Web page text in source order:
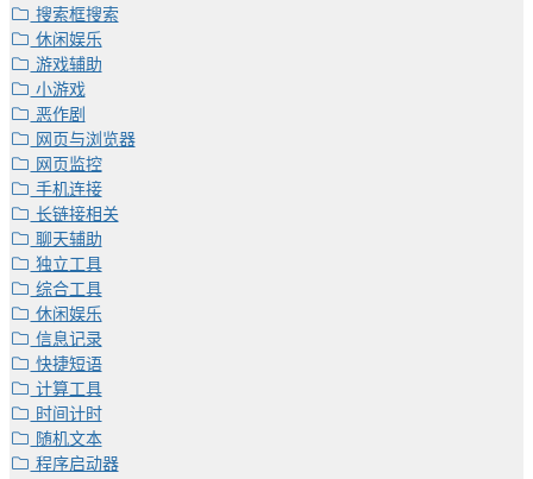
搜索框搜索
休闲娱乐
游戏辅助
小游戏
恶作剧
网页与浏览器
网页监控
手机连接
长链接相关
聊天辅助
独立工具
综合工具
休闲娱乐
信息记录
快捷短语
计算工具
时间计时
随机文本
程序启动器